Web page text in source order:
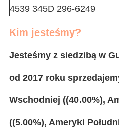
4539 345D 296-6249
Kim jesteśmy?
Jesteśmy z siedzibą w
od 2017 roku
Wschodniej ((40.00%),
((5.00%), Ameryki